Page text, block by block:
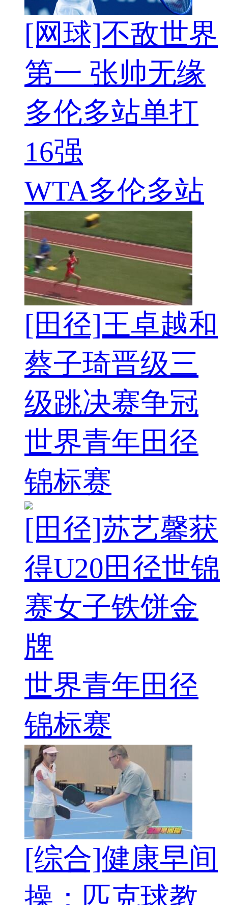
[网球]不敌世界
第一 张帅无缘
多伦多站单打
16强
WTA多伦多站
[田径]王卓越和
蔡子琦晋级三
级跳决赛争冠
世界青年田径
锦标赛
[田径]苏艺馨获
得U20田径世锦
赛女子铁饼金
牌
世界青年田径
锦标赛
[综合]健康早间
操：匹克球教